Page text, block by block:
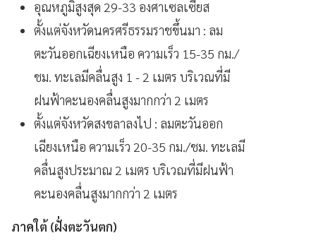
อุณหภูมิสูงสุด 29-33 องศาเซลเซียส
ตั้งแต่จังหวัดนครศรีธรรมราชขึ้นมา : ลม
ตะวันออกเฉียงเหนือ ความเร็ว 15-35 กม./
ชม. ทะเลมีคลื่นสูง 1 - 2 เมตร บริเวณที่มี
ฝนฟ้าคะนองคลื่นสูงมากกว่า 2 เมตร
ตั้งแต่จังหวัดสงขลาลงไป : ลมตะวันออก
เฉียงเหนือ ความเร็ว 20-35 กม./ชม. ทะเลมี
คลื่นสูงประมาณ 2 เมตร บริเวณที่มีฝนฟ้า
คะนองคลื่นสูงมากกว่า 2 เมตร
ภาคใต้ (ฝั่งตะวันตก)